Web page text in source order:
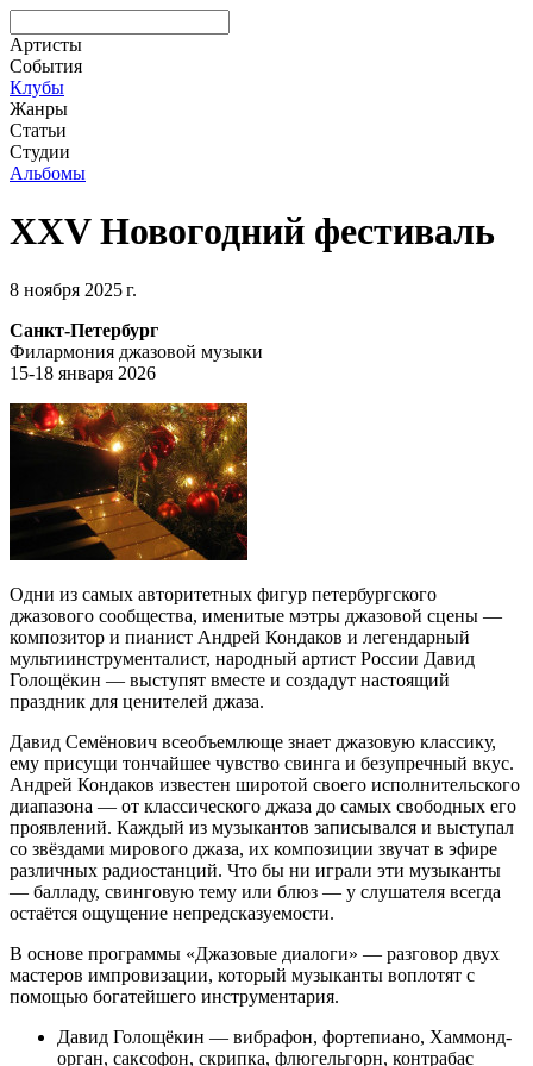
Артисты
События
Клубы
Жанры
Статьи
Студии
Альбомы
XXV Новогодний фестиваль
8 ноября 2025 г.
Санкт-Петербург
Филармония джазовой музыки
15-18 января 2026
Одни из самых авторитетных фигур петербургского
джазового сообщества, именитые мэтры джазовой сцены —
композитор и пианист Андрей Кондаков и легендарный
мультиинструменталист, народный артист России Давид
Голощёкин — выступят вместе и создадут настоящий
праздник для ценителей джаза.
Давид Семёнович всеобъемлюще знает джазовую классику,
ему присущи тончайшее чувство свинга и безупречный вкус.
Андрей Кондаков известен широтой своего исполнительского
диапазона — от классического джаза до самых свободных его
проявлений. Каждый из музыкантов записывался и выступал
со звёздами мирового джаза, их композиции звучат в эфире
различных радиостанций. Что бы ни играли эти музыканты
— балладу, свинговую тему или блюз — у слушателя всегда
остаётся ощущение непредсказуемости.
В основе программы «Джазовые диалоги» — разговор двух
мастеров импровизации, который музыканты воплотят с
помощью богатейшего инструментария.
Давид Голощёкин — вибрафон, фортепиано, Хаммонд-
орган, саксофон, скрипка, флюгельгорн, контрабас